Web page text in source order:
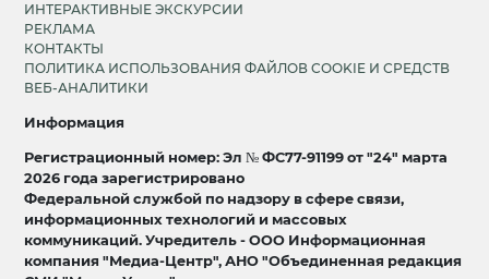
ИНТЕРАКТИВНЫЕ ЭКСКУРСИИ
РЕКЛАМА
КОНТАКТЫ
ПОЛИТИКА ИСПОЛЬЗОВАНИЯ ФАЙЛОВ COOKIE И СРЕДСТВ
ВЕБ-АНАЛИТИКИ
Информация
Регистрационный номер: Эл № ФС77-91199 от "24" марта
2026 года зарегистрировано
Федеральной службой по надзору в сфере связи,
информационных технологий и массовых
коммуникаций. Учредитель - ООО Информационная
компания "Медиа-Центр", АНО "Объединенная редакция